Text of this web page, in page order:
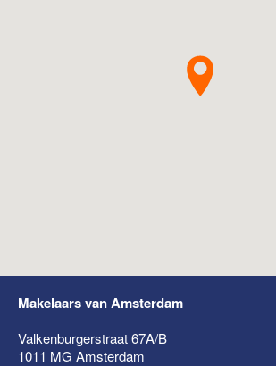
Makelaars van Amsterdam
Valkenburgerstraat 67A/B
1011 MG Amsterdam